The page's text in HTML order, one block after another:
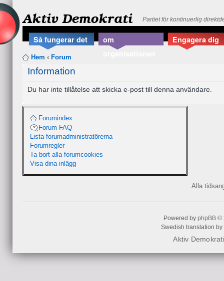
Aktiv Demokrati Partiet för kontinuerlig
Så fungerar det
om
Engagera dig
Hem ‹ Forum
Information
Du har inte tillåtelse att skicka e-post till denna användare.
Forumindex
Forum FAQ
Lista forumadministratörerna
Forumregler
Ta bort alla forumcookies
Visa dina inlägg
Alla
Powered by phpBB©
Swedish translation by
Aktiv Demokrati